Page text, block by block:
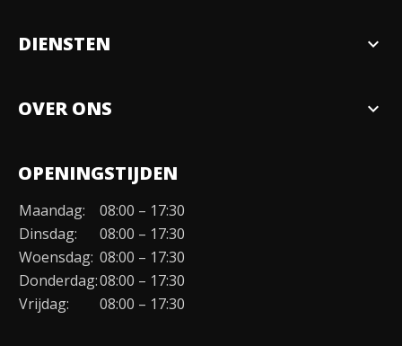
DIENSTEN expand_more
OVER ONS expand_more
Organisatie
Duurzaamheid
Werken bij
Contact
OPENINGSTIJDEN
Maandag:
08:00 – 17:30
Dinsdag:
08:00 – 17:30
Woensdag: 08:00 – 17:30
Donderdag:08:00 – 17:30
Vrijdag:
08:00 – 17:30